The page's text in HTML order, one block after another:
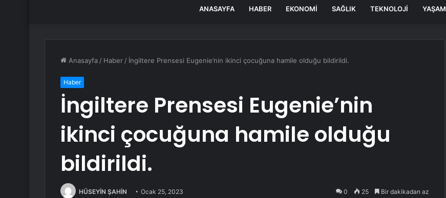
ANASAYFA HABER EKONOMI SAĞLIK TEKNOLOJI YAŞAM
Anasayfa / Haber / İngiltere Prensesi Eugenie’nin ikinci çocuğuna hamile olduğu bildirildi.
Haber
İngiltere Prensesi Eugenie’nin
ikinci çocuğuna hamile olduğu
bildirildi.
HÜSEYİN ŞAHİN Ocak 25, 2023 0 25 Bir dakikadan az